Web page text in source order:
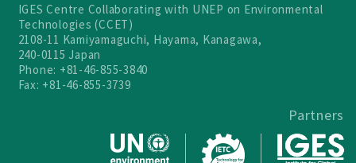
IGES Centre Collaborating with UNEP on Environmental
Technologies (CCET)
2108-11 Kamiyamaguchi, Hayama, Kanagawa,
240-0115 Japan
Phone: +81-46-855-3840
Fax: +81-46-855-3739
Partners